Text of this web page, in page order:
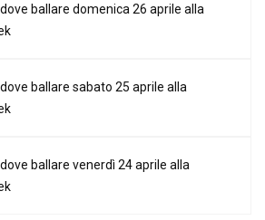
ballare domenica 26 aprile alla
ballare sabato 25 aprile alla
ballare venerdì 24 aprile alla